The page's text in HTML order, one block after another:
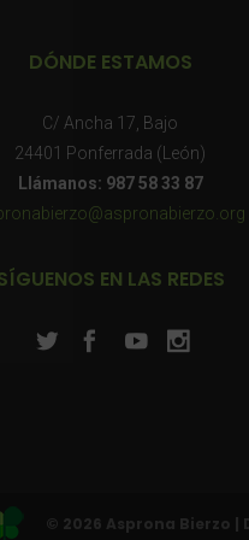
DÓNDE ESTAMOS
C/ Ancha 17, Bajo
24401 Ponferrada (León)
Llámanos: 987 58 33 87
EN LAS REDES
© 2026 Asprona Bierzo |